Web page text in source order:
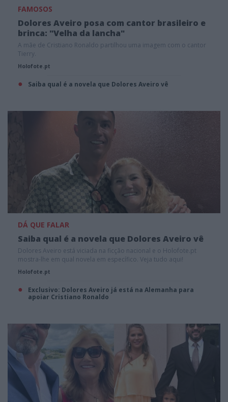
FAMOSOS
Dolores Aveiro posa com cantor brasileiro e
brinca: "Velha da lancha"
A mãe de Cristiano Ronaldo partilhou uma imagem com o cantor
Tierry.
Holofote.pt
Saiba qual é a novela que Dolores Aveiro vê
DÁ QUE FALAR
Saiba qual é a novela que Dolores Aveiro vê
Dolores Aveiro está viciada na ficção nacional e o Holofote.pt
mostra-lhe em qual novela em específico. Veja tudo aqui!
Holofote.pt
Exclusivo: Dolores Aveiro já está na Alemanha para
apoiar Cristiano Ronaldo